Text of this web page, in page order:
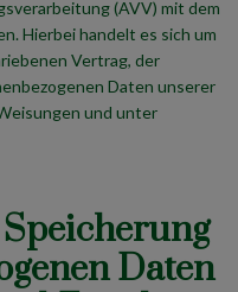
(AVV) mit dem
Hierbei handelt es sich um
Vertrag, der
Daten unserer
und unter
Daten